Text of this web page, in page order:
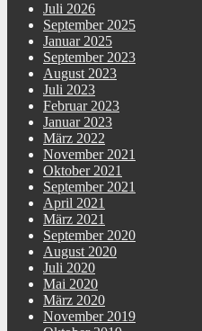
Juli 2026
September 2025
Januar 2025
September 2023
August 2023
Juli 2023
Februar 2023
Januar 2023
März 2022
November 2021
Oktober 2021
September 2021
April 2021
März 2021
September 2020
August 2020
Juli 2020
Mai 2020
März 2020
November 2019